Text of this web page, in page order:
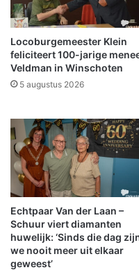
l
e
n
E
d
e
O
o
s
t
o
p
s
e
p
m
b
e
r
Locoburgemeester Klein
feliciteert 100-jarige
Veldman in Winschoten
5 augustus 2026
Echtpaar Van der Laan –
Schuur viert diamanten
huwelijk: ‘Sinds die dag
we nooit meer uit elkaar
geweest’